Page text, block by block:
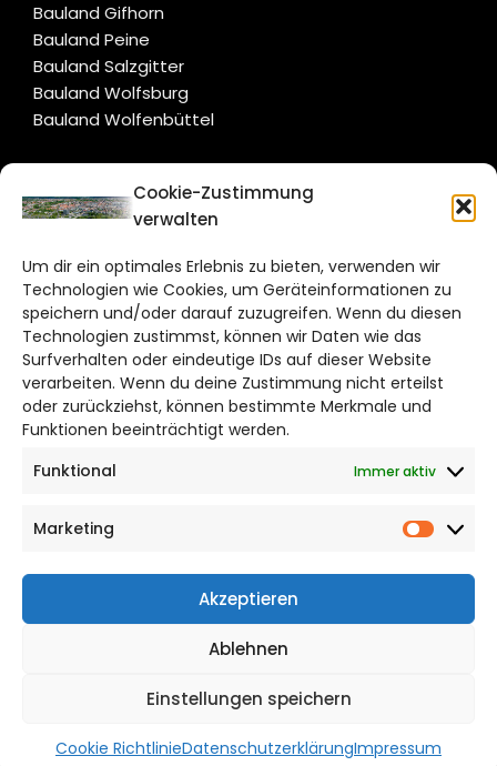
Cookie-Zustimmung
verwalten
Um dir ein optimales Erlebnis zu bieten, verwenden wir
Technologien wie Cookies, um Geräteinformationen zu
speichern und/oder darauf zuzugreifen. Wenn du diesen
Technologien zustimmst, können wir Daten wie das
Surfverhalten oder eindeutige IDs auf dieser Website
verarbeiten. Wenn du deine Zustimmung nicht erteilst
oder zurückziehst, können bestimmte Merkmale und
Funktionen beeinträchtigt werden.
Funktional
Immer aktiv
Marketing
Akzeptieren
Ablehnen
Einstellungen speichern
Cookie RichtlinieDatenschutzerklärungImpressum
Bauland Gifhorn
Bauland Peine
Bauland Salzgitter
Bauland Wolfsburg
Bauland Wolfenbüttel
CITYLIFE!
Bruchtorwall 12
38100 Braunschweig
Telefon: 0531 387220 – 65
DAS STADTMAGAZIN FÜR
BRAUNSCHWEIG
Impressum
Cookie Richtlinie
CITYLIFE! BEI FACEBOOK
WordPress Theme |Viralby HashThemes